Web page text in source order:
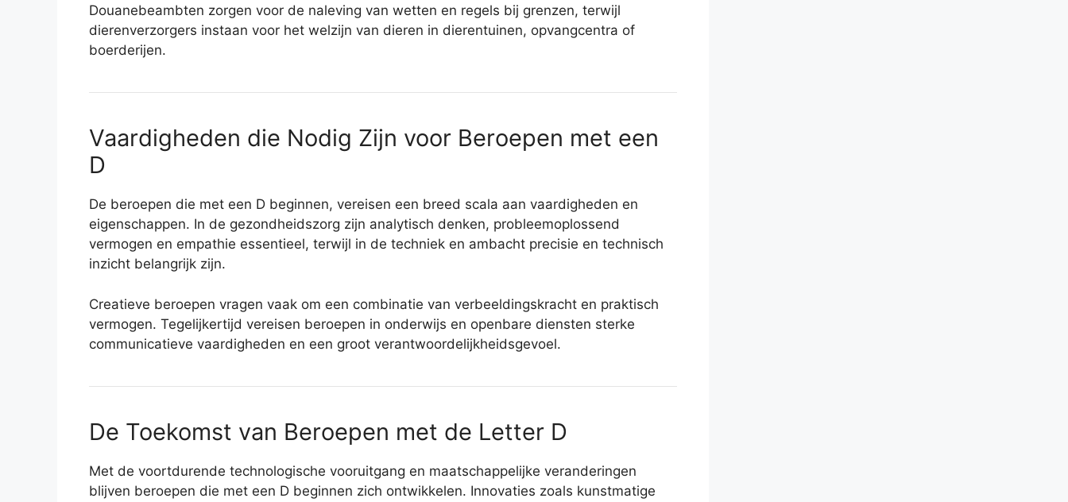
Douanebeambten zorgen voor de naleving van wetten en regels bij grenzen, terwijl
dierenverzorgers instaan voor het welzijn van dieren in dierentuinen, opvangcentra of
boerderijen.
Vaardigheden die Nodig Zijn voor Beroepen met een
D
De beroepen die met een D beginnen, vereisen een breed scala aan vaardigheden en
eigenschappen. In de gezondheidszorg zijn analytisch denken, probleemoplossend
vermogen en empathie essentieel, terwijl in de techniek en ambacht precisie en technisch
inzicht belangrijk zijn.
Creatieve beroepen vragen vaak om een combinatie van verbeeldingskracht en praktisch
vermogen. Tegelijkertijd vereisen beroepen in onderwijs en openbare diensten sterke
communicatieve vaardigheden en een groot verantwoordelijkheidsgevoel.
De Toekomst van Beroepen met de Letter D
Met de voortdurende technologische vooruitgang en maatschappelijke veranderingen
blijven beroepen die met een D beginnen zich ontwikkelen. Innovaties zoals kunstmatige